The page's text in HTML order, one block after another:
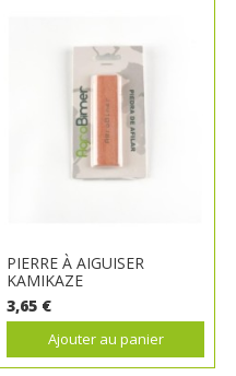
PIERRE À AIGUISER
KAMIKAZE
3,65 €
Ajouter au panier